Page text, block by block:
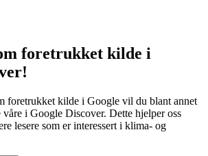
foretrukket kilde i
foretrukket kilde i Google vil du blant annet
våre i Google Discover. Dette hjelper oss
lesere som er interessert i klima- og